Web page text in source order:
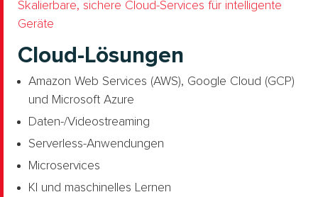
Skalierbare, sichere Cloud-Services für intelligente
Geräte
Cloud-Lösungen
Amazon Web Services (AWS), Google Cloud (GCP)
und Microsoft Azure
Daten-/Videostreaming
Serverless-Anwendungen
Microservices
KI und maschinelles Lernen